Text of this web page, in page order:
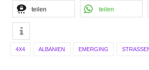
teilen teilen
4X4 ALBANIEN EMERGING STRASSEN